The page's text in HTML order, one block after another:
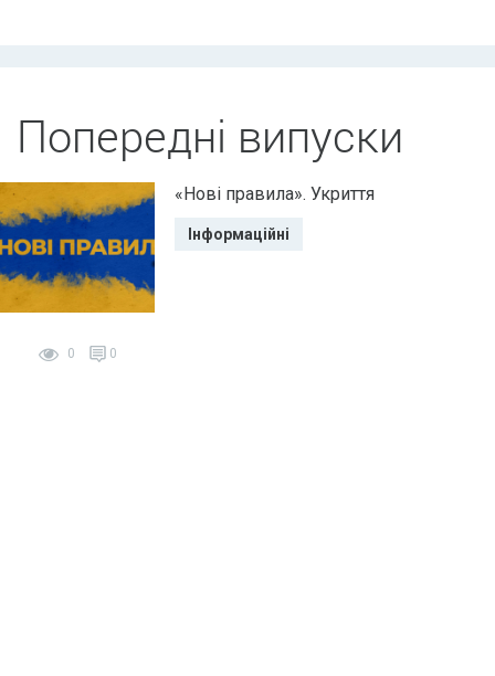
Попередні випуски
0 0
«Нові правила». Укриття
Інформаційні